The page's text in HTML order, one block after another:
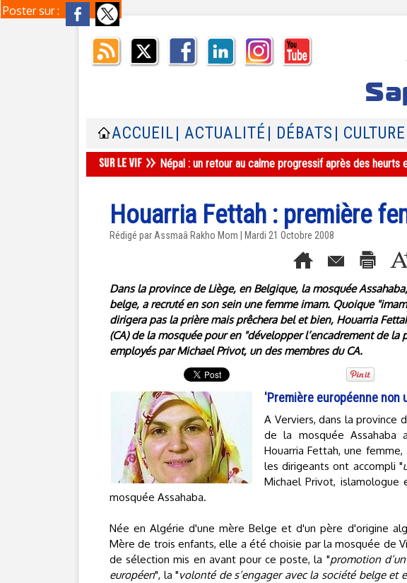
Poster sur :
ACCUEIL | ACTUALITÉ | DÉBATS | CULTURE
Népal : un retour au calme progressif après des heurts
Houarria Fettah : première
Rédigé par Assmaâ Rakho Mom | Mardi 21 Octobre 2008
Dans la province de Liège, en Belgique, la mosquée
belge, a recruté en son sein une femme imam. Quoique
dirigera pas la prière mais prêchera bel et bien, Houarria
(CA) de la mosquée pour en "développer l’encadrement de
employés par Michael Privot, un des membres du CA.
'Première européenne non
A Verviers, dans la province
de la mosquée Assahaba
Houarria Fettah, une
les dirigeants ont accompli "
Michael Privot,
mosquée Assahaba.
Née en Algérie d'une mère Belge et d'un père d'origine
Mère de trois enfants, elle a été choisie par la mosquée de
de sélection mis en avant pour ce poste, la "promotion
européen", la "volonté de s’engager avec la société belge et